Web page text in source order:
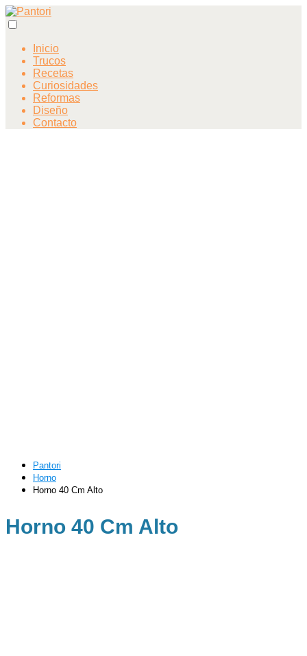
Inicio
Trucos
Recetas
Curiosidades
Reformas
Diseño
Contacto
Pantori
Horno
Horno 40 Cm Alto
Horno 40 Cm Alto